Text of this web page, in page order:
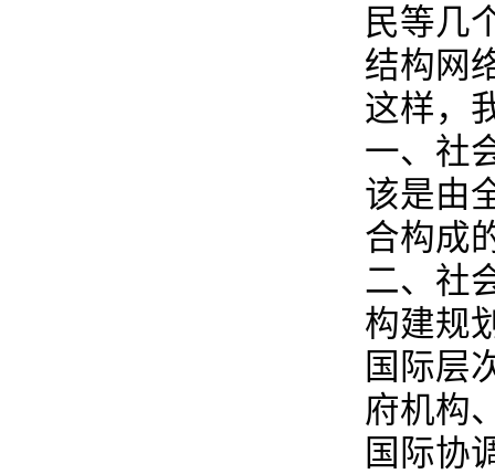
民等几
结构网
这样，
一、社
该是由
合构成
二、社
构建规
国际层
府机构
国际协